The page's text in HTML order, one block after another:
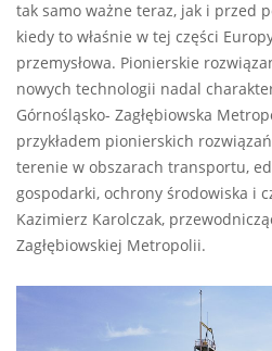
tak samo ważne teraz, jak i przed
kiedy to właśnie w tej części
przemysłowa. Pionierskie
nowych technologii nadal
Górnośląsko- Zagłębiowska
przykładem pionierskich
terenie w obszarach transportu,
gospodarki, ochrony środowiska i
Kazimierz Karolczak,
Zagłębiowskiej Metropolii.